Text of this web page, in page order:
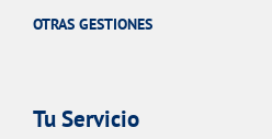
OTRAS GESTIONES
Tu Servicio